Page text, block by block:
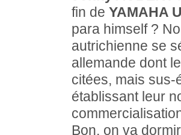
fin de YAMAHA
para himself ?
autrichienne se
allemande dont
citées, mais
établissant leur
Bon, on va